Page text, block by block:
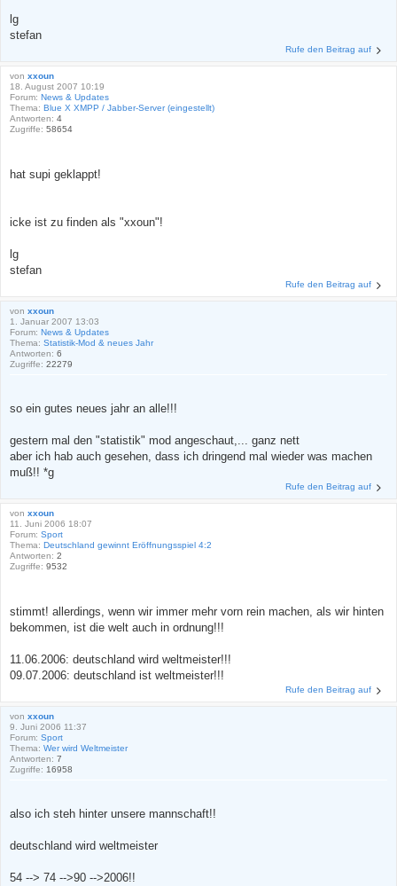
lg
stefan
Rufe den Beitrag auf
von xxoun
18. August 2007 10:19
Forum: News & Updates
Thema: Blue X XMPP / Jabber-Server (eingestellt)
Antworten: 4
Zugriffe: 58654
hat supi geklappt!
icke ist zu finden als "xxoun"!
lg
stefan
Rufe den Beitrag auf
von xxoun
1. Januar 2007 13:03
Forum: News & Updates
Thema: Statistik-Mod & neues Jahr
Antworten: 6
Zugriffe: 22279
so ein gutes neues jahr an alle!!!
gestern mal den "statistik" mod angeschaut,... ganz nett
aber ich hab auch gesehen, dass ich dringend mal wieder was machen
muß!! *g
Rufe den Beitrag auf
von xxoun
11. Juni 2006 18:07
Forum: Sport
Thema: Deutschland gewinnt Eröffnungsspiel 4:2
Antworten: 2
Zugriffe: 9532
stimmt! allerdings, wenn wir immer mehr vorn rein machen, als wir hinten
bekommen, ist die welt auch in ordnung!!!
11.06.2006: deutschland wird weltmeister!!!
09.07.2006: deutschland ist weltmeister!!!
Rufe den Beitrag auf
von xxoun
9. Juni 2006 11:37
Forum: Sport
Thema: Wer wird Weltmeister
Antworten: 7
Zugriffe: 16958
also ich steh hinter unsere mannschaft!!
deutschland wird weltmeister
54 --> 74 -->90 -->2006!!